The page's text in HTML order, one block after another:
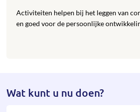
Activiteiten helpen bij het leggen van
en goed voor de persoonlijke
Wat kunt u nu doen?